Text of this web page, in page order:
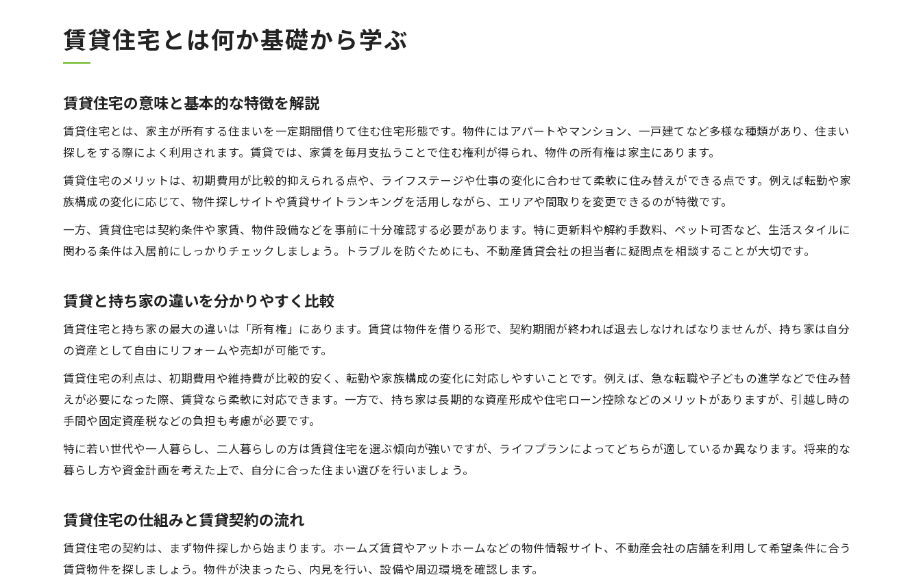
理想の賃貸物件を探すための流れ
賃貸物件探しは賃貸サイトの活用が鍵
賃貸物件内見時に確認すべき重要ポイント
賃貸住宅サービスの比較で効率的な物件探し
賃貸住宅選びで重視すべき３つの基準
賃貸契約前に確認すべき注意点まとめ
賃貸住宅で快適な暮らしを実現する工夫
賃貸住宅の防犯対策と安心ポイント
賃貸物件でのトラブル回避のコツ
物件比較が賃貸選びを変える理由
賃貸住宅サービスの評判と選び方のコツ
賃貸物件比較で理想の住まいを探す流れ
賃貸住宅とは何か基礎から学ぶ
賃貸住宅の意味と基本的な特徴を解説
賃貸住宅とは、家主が所有する住まいを一定期間借りて住む住宅形態です。物件にはアパートやマンション、一戸建てなど多様な種類があり、住まい
探しをする際によく利用されます。賃貸では、家賃を毎月支払うことで住む権利が得られ、物件の所有権は家主にあります。
賃貸住宅のメリットは、初期費用が比較的抑えられる点や、ライフステージや仕事の変化に合わせて柔軟に住み替えができる点です。例えば転勤や家
族構成の変化に応じて、物件探しサイトや賃貸サイトランキングを活用しながら、エリアや間取りを変更できるのが特徴です。
一方、賃貸住宅は契約条件や家賃、物件設備などを事前に十分確認する必要があります。特に更新料や解約手数料、ペット可否など、生活スタイルに
関わる条件は入居前にしっかりチェックしましょう。トラブルを防ぐためにも、不動産賃貸会社の担当者に疑問点を相談することが大切です。
賃貸と持ち家の違いを分かりやすく比較
賃貸住宅と持ち家の最大の違いは「所有権」にあります。賃貸は物件を借りる形で、契約期間が終われば退去しなければなりませんが、持ち家は自分
の資産として自由にリフォームや売却が可能です。
賃貸住宅の利点は、初期費用や維持費が比較的安く、転勤や家族構成の変化に対応しやすいことです。例えば、急な転職や子どもの進学などで住み替
えが必要になった際、賃貸なら柔軟に対応できます。一方で、持ち家は長期的な資産形成や住宅ローン控除などのメリットがありますが、引越し時の
手間や固定資産税などの負担も考慮が必要です。
特に若い世代や一人暮らし、二人暮らしの方は賃貸住宅を選ぶ傾向が強いですが、ライフプランによってどちらが適しているか異なります。将来的な
暮らし方や資金計画を考えた上で、自分に合った住まい選びを行いましょう。
賃貸住宅の仕組みと賃貸契約の流れ
賃貸住宅の契約は、まず物件探しから始まります。ホームズ賃貸やアットホームなどの物件情報サイト、不動産会社の店舗を利用して希望条件に合う
賃貸物件を探しましょう。物件が決まったら、内見を行い、設備や周辺環境を確認します。